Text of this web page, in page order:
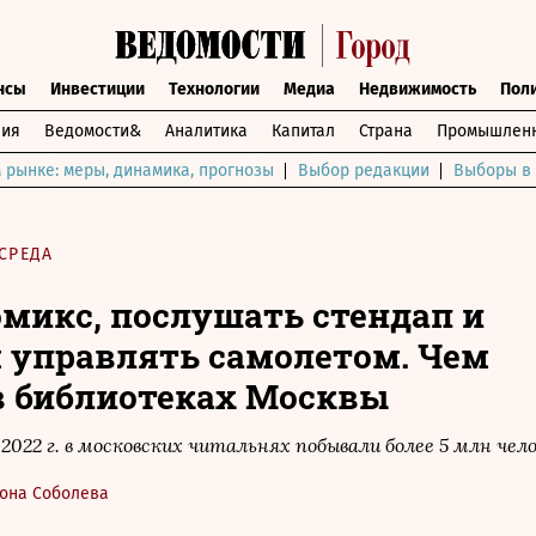
Инвестиции Технологии Медиа Недвижимость
Ведомости& Аналитика Капитал Страна
рынке: меры, динамика, прогнозы
Выбор редакции Выборы в
послушать стендап и
управлять самолетом. Чем
библиотеках Москвы
г. в московских читальнях побывали более 5 млн
Соболева